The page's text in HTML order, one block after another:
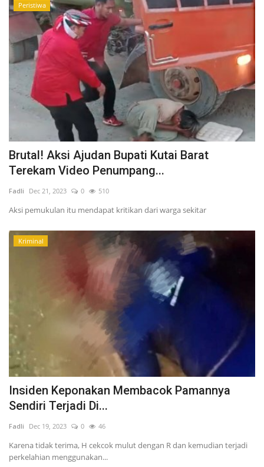
Peristiwa
Brutal! Aksi Ajudan Bupati Kutai Barat
Terekam Video Penumpang...
Fadli Dec 21, 2023 0 510
Aksi pemukulan itu mendapat kritikan dari warga sekitar
Kriminal
Insiden Keponakan Membacok Pamannya
Sendiri Terjadi Di...
Fadli Dec 19, 2023 0 46
Karena tidak terima, H cekcok mulut dengan R dan kemudian terjadi
perkelahian menggunakan...